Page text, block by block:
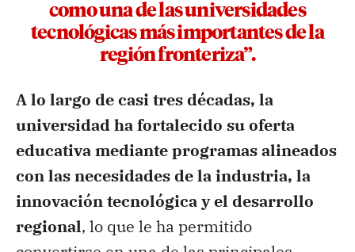
como una de las universidades
tecnológicas más importantes de la
región fronteriza”.
A lo largo de casi tres décadas, la
universidad ha fortalecido su oferta
educativa mediante programas alineados
con las necesidades de la industria, la
innovación tecnológica y el desarrollo
regional, lo que le ha permitido